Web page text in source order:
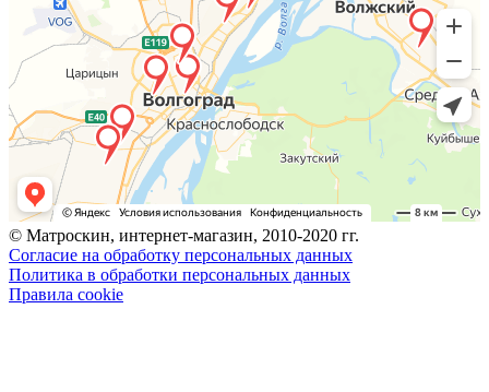
© Матроскин, интернет-магазин, 2010-2020 гг.
Согласие на обработку персональных данных
Политика в обработки персональных данных
Правила cookie